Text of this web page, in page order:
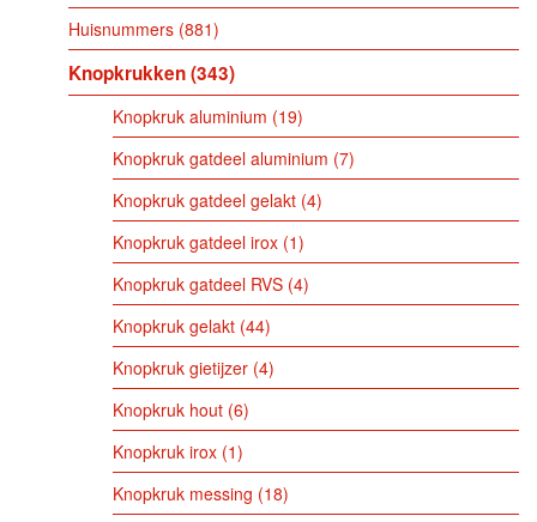
Huisnummers 881
Knopkrukken 343
Knopkruk aluminium 19
Knopkruk gatdeel aluminium 7
Knopkruk gatdeel gelakt 4
Knopkruk gatdeel irox 1
Knopkruk gatdeel RVS 4
Knopkruk gelakt 44
Knopkruk gietijzer 4
Knopkruk hout 6
Knopkruk irox 1
Knopkruk messing 18